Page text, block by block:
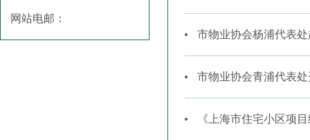
网站电邮：
市物业协会杨浦代表
市物业协会青浦代表
《上海市住宅小区项